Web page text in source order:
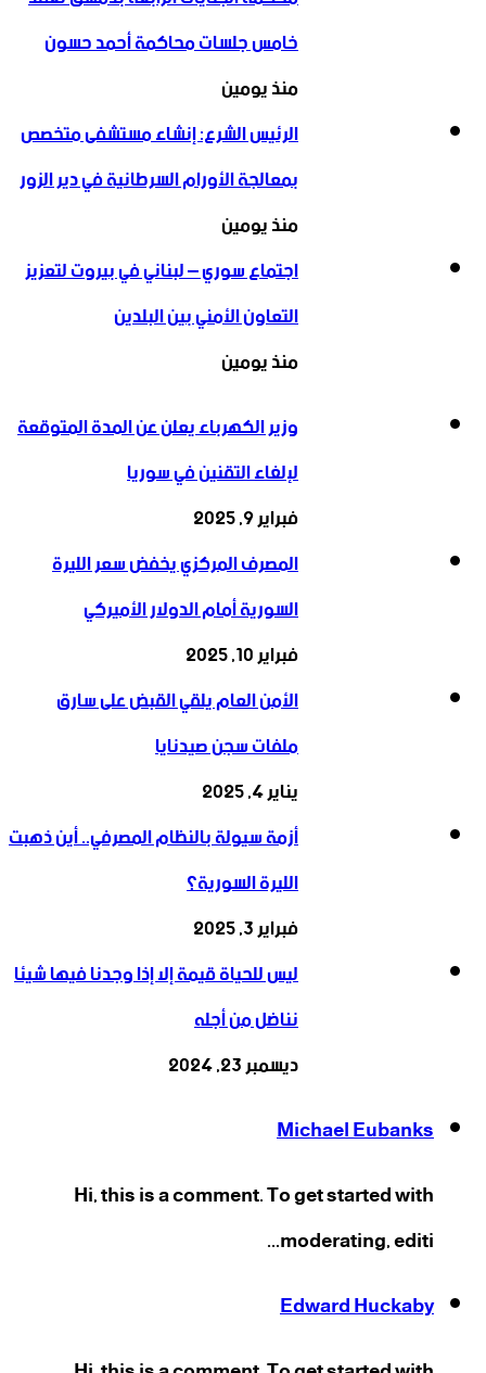
خامس جلسات محاكمة أحمد حسون
منذ يومين
الرئيس الشرع: إنشاء ‌‏مستشفى متخصص
بمعالجة الأورام السرطانية في دير الزور
منذ يومين
اجتماع سوري – لبناني في بيروت لتعزيز
التعاون ‏الأمني ‏بين البلدين
منذ يومين
وزير الكهرباء يعلن عن المدة المتوقعة
لإلغاء التقنين في سوريا
فبراير 9, 2025
المصرف المركزي يخفض سعر الليرة
السورية أمام الدولار الأميركي
فبراير 10, 2025
الأمن العام يلقي القبض على سارق
ملفات سجن صيدنايا
يناير 4, 2025
أزمة سيولة بالنظام المصرفي.. أين ذهبت
الليرة السورية؟
فبراير 3, 2025
ليس للحياة قيمة إلا إذا وجدنا فيها شيئا
نناضل من أجله
ديسمبر 23, 2024
Michael Eubanks
Hi, this is a comment. To get started with
moderating, editi...
Edward Huckaby